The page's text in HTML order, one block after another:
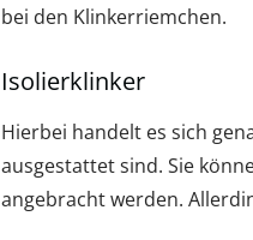
bei den Klinkerriemchen.
Isolierklinker
Hierbei handelt es sich
ausgestattet sind. Sie
angebracht werden.